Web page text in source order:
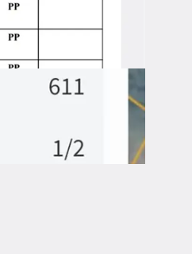
od glavne ceste,
i moguće je napraviti